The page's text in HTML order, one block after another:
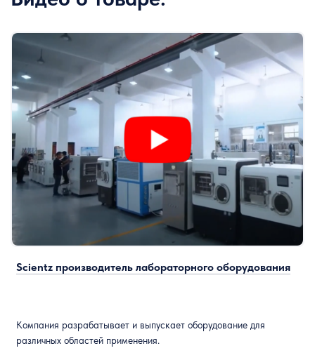
Scientz производитель лабораторного оборудования
Компания разрабатывает и выпускает оборудование для
различных областей применения.